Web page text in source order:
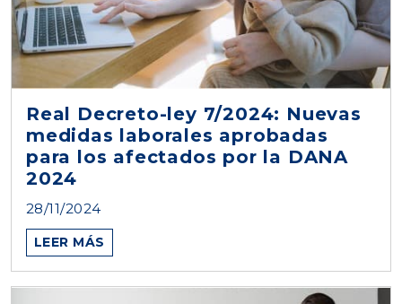
Real Decreto-ley 7/2024: Nuevas
medidas laborales aprobadas
para los afectados por la DANA
2024
28/11/2024
LEER MÁS